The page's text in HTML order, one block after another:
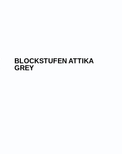
BLOCKSTUFEN ATTIKA
GREY